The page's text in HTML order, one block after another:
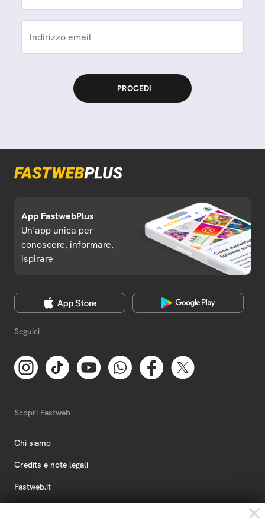
Indirizzo email
App FastwebPlus
Un'app unica per
conoscere, informare,
ispirare
Seguici
Scopri Fastweb
Chi siamo
Credits e note legali
Fastweb.it